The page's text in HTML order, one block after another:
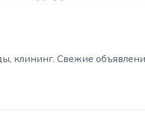
клининг. Свежие